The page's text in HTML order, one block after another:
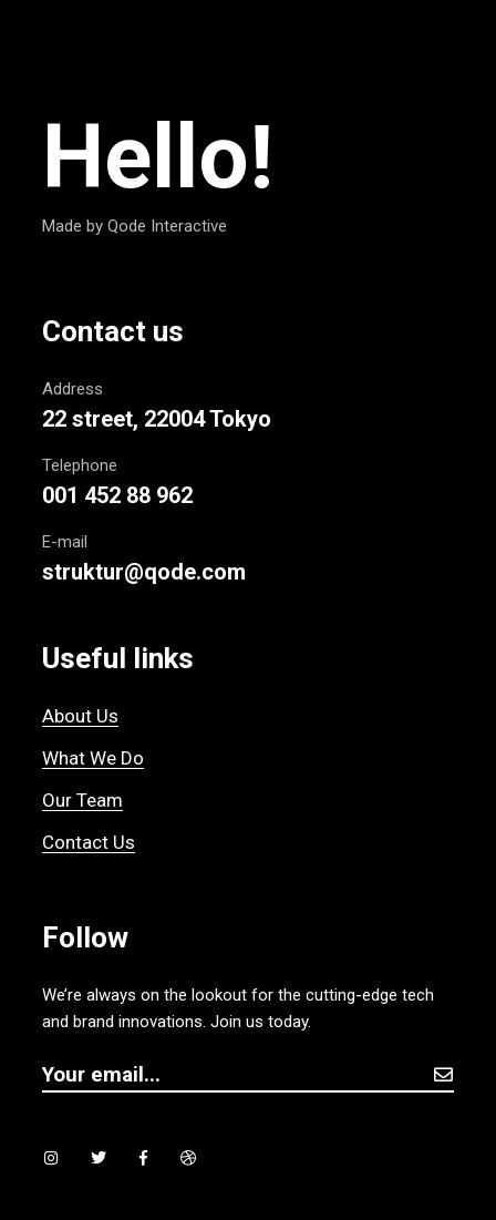
Hello!
Made by Qode Interactive
Contact us
Address
22 street, 22004 Tokyo
Telephone
001 452 88 962
E-mail
struktur@qode.com
Useful links
About Us
What We Do
Our Team
Contact Us
Follow
We’re always on the lookout for the cutting-edge tech
and brand innovations. Join us today.